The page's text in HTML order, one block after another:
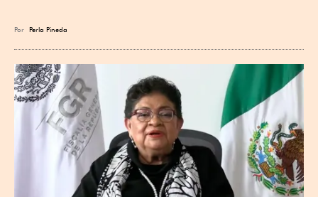
Por Perla Pineda